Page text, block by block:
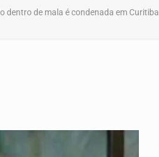
dentro de mala é condenada em Curitiba